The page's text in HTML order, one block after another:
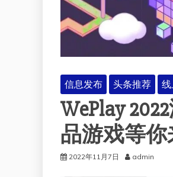
信息发布 头条推荐
WePlay
品游戏等你
2022年11月7日 admin